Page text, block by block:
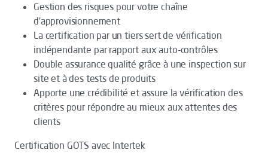
Gestion des risques pour votre chaîne
d'approvisionnement
La certification par un tiers sert de vérification
indépendante par rapport aux auto-contrôles
Double assurance qualité grâce à une inspection sur
site et à des tests de produits
Apporte une crédibilité et assure la vérification des
critères pour répondre au mieux aux attentes des
clients
Certification GOTS avec Intertek